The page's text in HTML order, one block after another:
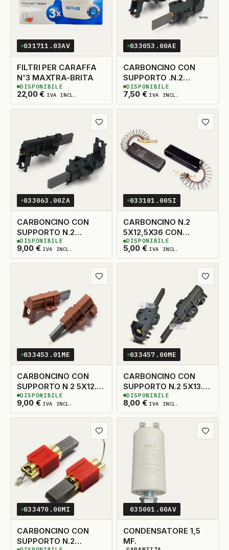
031711.03AV
FILTRI PER CARAFFA
N'3 MAXTRA-BRITA
22,00€ IVA INCL.
2DISPONIBILI
DISPONIBILE
033053.00AE
CARBONCINO CON
SUPPORTO .N.2
5X14X33 TAGLIO DX
ADATTABILE
7,50 € IVA INCL.
13 DISPONIBILI
DISPONIBILE
Aggiungi ai preferiti
033063.00ZA
CARBONCINO CON
SUPPORTO N.2
5X13,5X38 SX
9,00 € IVA INCL.
3DISPONIBILI
DISPONIBILE
033101.00SI
CARBONCINO N.2
5X12,5X36 CON
MOLLA
5,00 € IVA INCL.
7DISPONIBILI
DISPONIBILE
Aggiungi ai preferiti
033453.01ME
CARBONCINO CON
SUPPORTO N 2 5X12.5
TAGLIO A DX
9,00 € IVA INCL.
10 DISPONIBILI
DISPONIBILE
033457.00ME
CARBONCINO CON
SUPPORTO N.2 5X13.5
TAGLIO A DESTRA
8,00 € IVA INCL.
5DISPONIBILI
DISPONIBILE
Aggiungi ai preferiti
033470.00MI
CARBONCINO CON
SUPPORTO N.2
035001.00AV
CONDENSATORE 1,5
MF.